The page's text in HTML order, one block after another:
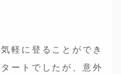
軽に登ることができ
ートでしたが、意外